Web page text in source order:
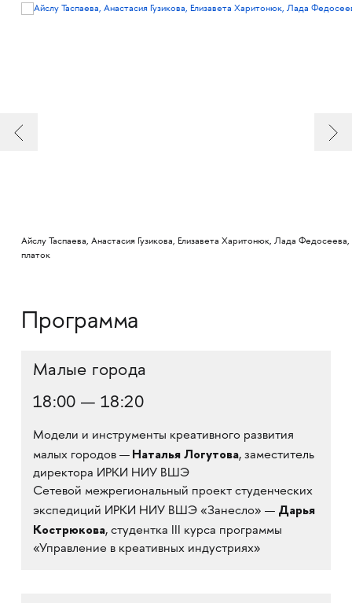
Айслу Таспаева, Анастасия Гузикова, Елизавета Харитонюк, Лада
платок
Программа
Малые города
18:00 — 18:20
Модели и инструменты креативного развития
малых городов — Наталья Логутова, заместитель
директора ИРКИ НИУ ВШЭ
Сетевой межрегиональный проект студенческих
экспедиций ИРКИ НИУ ВШЭ «Занесло» — Дарья
Кострюкова, студентка III курса программы
«Управление в креативных индустриях»